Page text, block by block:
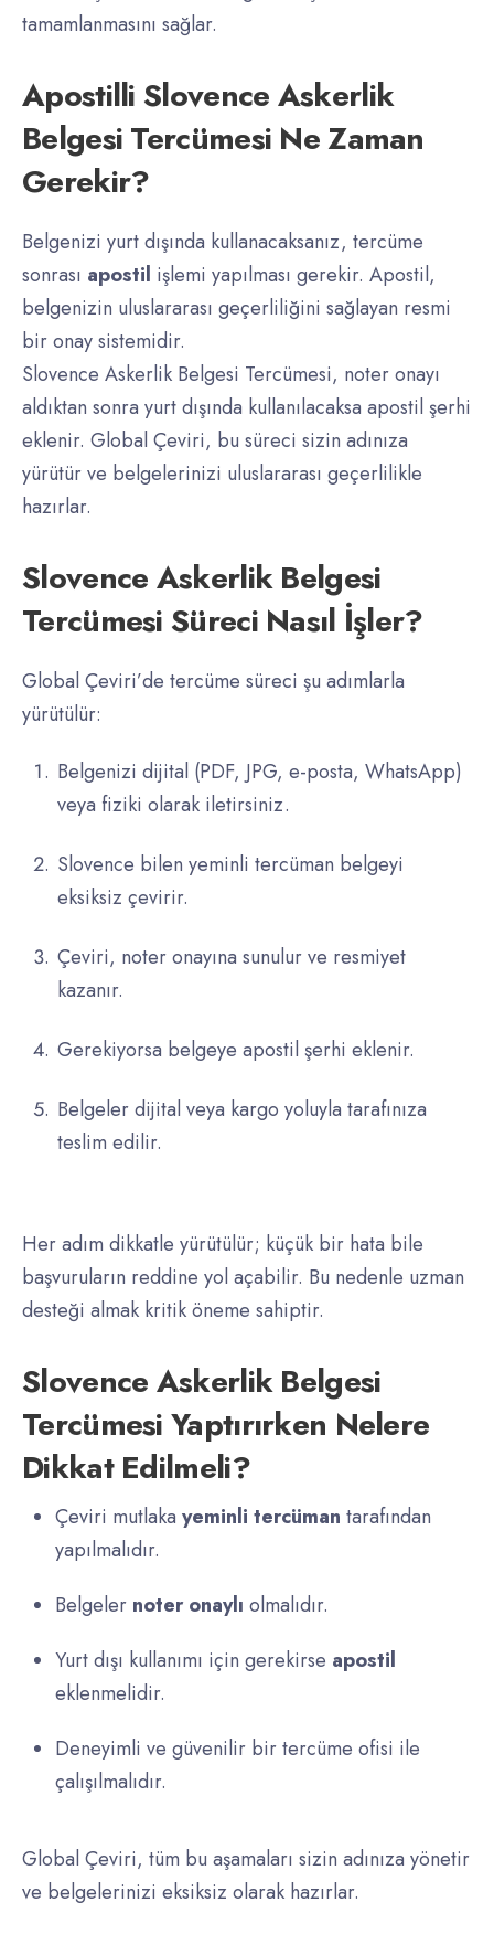
tamamlanmasını sağlar.
Apostilli Slovence Askerlik
Belgesi Tercümesi Ne Zaman
Gerekir?
Belgenizi yurt dışında kullanacaksanız, tercüme
sonrası apostil işlemi yapılması gerekir. Apostil,
belgenizin uluslararası geçerliliğini sağlayan resmi
bir onay sistemidir.
Slovence Askerlik Belgesi Tercümesi, noter onayı
aldıktan sonra yurt dışında kullanılacaksa apostil şerhi
eklenir. Global Çeviri, bu süreci sizin adınıza
yürütür ve belgelerinizi uluslararası geçerlilikle
hazırlar.
Slovence Askerlik Belgesi
Tercümesi Süreci Nasıl İşler?
Global Çeviri’de tercüme süreci şu adımlarla
yürütülür:
Belgenizi dijital (PDF, JPG, e-posta, WhatsApp)
veya fiziki olarak iletirsiniz.
Slovence bilen yeminli tercüman belgeyi
eksiksiz çevirir.
Çeviri, noter onayına sunulur ve resmiyet
kazanır.
Gerekiyorsa belgeye apostil şerhi eklenir.
Belgeler dijital veya kargo yoluyla tarafınıza
teslim edilir.
Her adım dikkatle yürütülür; küçük bir hata bile
başvuruların reddine yol açabilir. Bu nedenle uzman
desteği almak kritik öneme sahiptir.
Slovence Askerlik Belgesi
Tercümesi Yaptırırken Nelere
Dikkat Edilmeli?
Çeviri mutlaka yeminli tercüman tarafından
yapılmalıdır.
Belgeler noter onaylı olmalıdır.
Yurt dışı kullanımı için gerekirse apostil
eklenmelidir.
Deneyimli ve güvenilir bir tercüme ofisi ile
çalışılmalıdır.
Global Çeviri, tüm bu aşamaları sizin adınıza yönetir
ve belgelerinizi eksiksiz olarak hazırlar.